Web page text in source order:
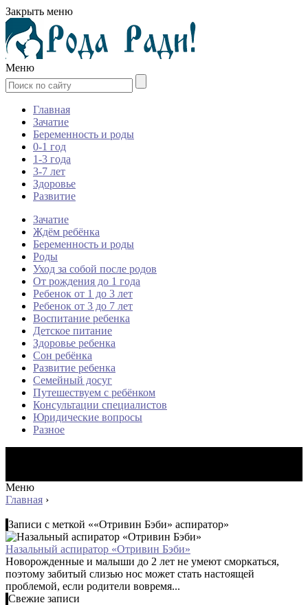
Закрыть меню
Меню
Главная
Зачатие
Беременность и роды
0-1 год
1-3 года
3-7 лет
Здоровье
Развитие
Зачатие
Ждём ребёнка
Беременность и роды
Роды
Уход за собой после родов
От рождения до 1 года
Ребенок от 1 до 3 лет
Ребенок от 3 до 7 лет
Воспитание ребенка
Детское питание
Здоровье ребенка
Сон ребёнка
Развитие ребенка
Семейный досуг
Путешествуем с ребёнком
Консультации специалистов
Юридические вопросы
Разное
Меню
Главная ›
Записи с меткой ««Отривин Бэби» аспиратор»
Назальный аспиратор «Отривин Бэби»
Новорожденные и малыши до 2 лет не умеют сморкаться,
поэтому забитый слизью нос может стать настоящей
проблемой, если родители вовремя...
Свежие записи